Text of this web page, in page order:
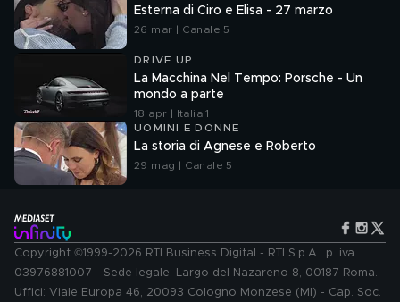
Esterna di Ciro e Elisa - 27 marzo
26 mar | Canale 5
DRIVE UP
La Macchina Nel Tempo: Porsche - Un
mondo a parte
18 apr | Italia 1
UOMINI E DONNE
La storia di Agnese e Roberto
29 mag | Canale 5
Copyright ©1999-2026 RTI Business Digital - RTI S.p.A.: p. iva
03976881007 - Sede legale: Largo del Nazareno 8, 00187 Roma.
Uffici: Viale Europa 46, 20093 Cologno Monzese (MI) - Cap. Soc.